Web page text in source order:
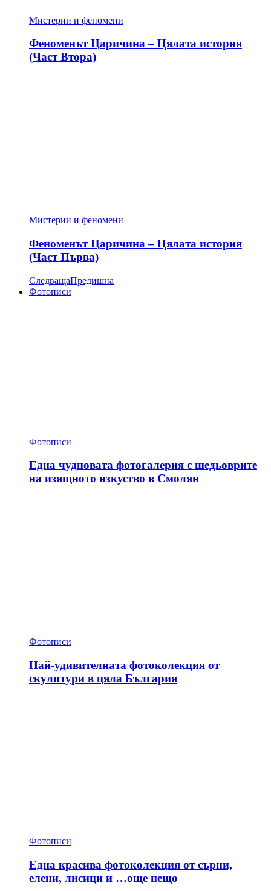
Мистерии и феномени
Феноменът Царичина – Цялата история
(Част Втора)
Мистерии и феномени
Феноменът Царичина – Цялата история
(Част Първа)
СледващаПредишна
Фотописи
Фотописи
Една чудновата фотогалерия с шедьоврите
на изящното изкуство в Смолян
Фотописи
Най-удивителната фотоколекция от
скулптури в цяла България
Фотописи
Една красива фотоколекция от сърни,
елени, лисици и …още нещо